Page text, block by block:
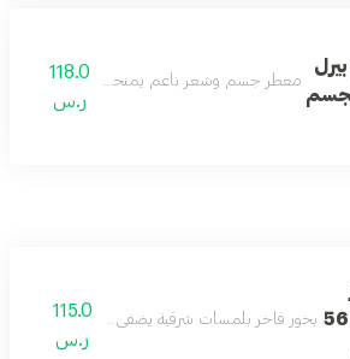
معطر جسم وشعر ناعم يمنحك إحساساً بالرقة
118.0
ر.س
انسنس 56 بخور فاخر بلمسات شرقية يضفي على المكان عبقاً
115.0
ر.س